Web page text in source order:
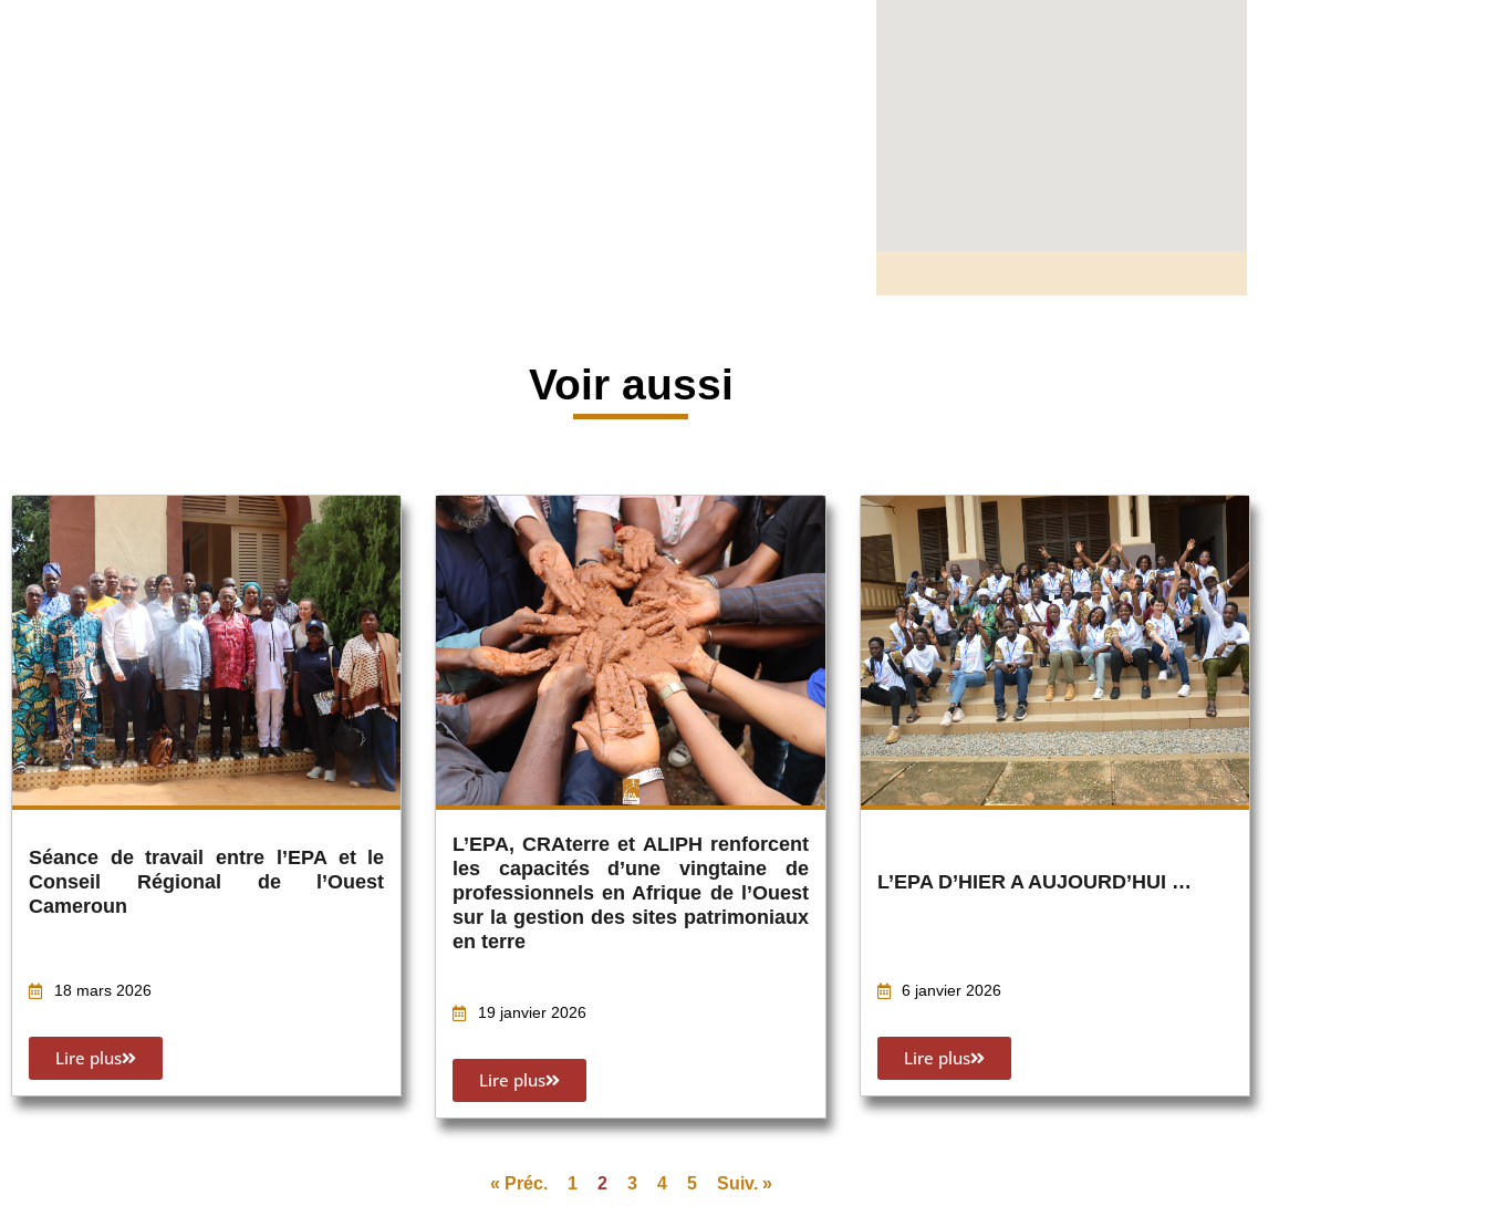
Voir aussi
Séance de travail entre l’EPA et le
Conseil Régional de l’Ouest
Cameroun
18 mars 2026
Lire plus
L’EPA, CRAterre et ALIPH renforcent
les capacités d’une vingtaine de
professionnels en Afrique de l’Ouest
sur la gestion des sites patrimoniaux
en terre
19 janvier 2026
Lire plus
L’EPA D’HIER A AUJOURD’HUI …
6 janvier 2026
Lire plus
« Préc. 1 2 3 4 5 Suiv. »